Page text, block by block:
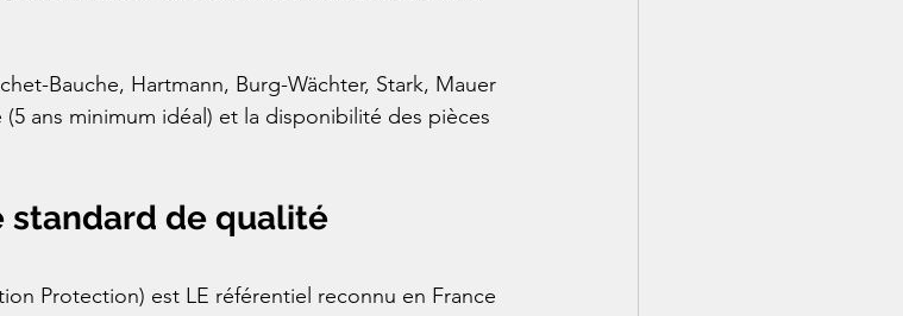
Bauche, Hartmann, Burg-Wächter, Stark, Mauer
ans minimum idéal) et la disponibilité des pièces
standard de qualité
Protection) est LE référentiel reconnu en France